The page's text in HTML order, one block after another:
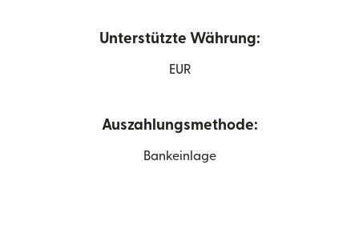
Unterstützte Währung:
EUR
Auszahlungsmethode:
Bankeinlage